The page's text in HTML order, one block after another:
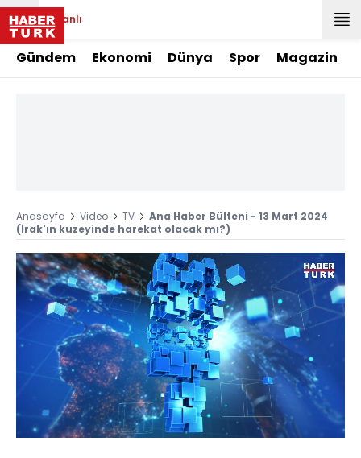
Canlı
Gündem Ekonomi Dünya Spor Magazin
Anasayfa Video TV
Ana Haber Bülteni - 13 Mart 2024
(Irak'ın kuzeyinde harekat olacak mı?)
Sesi
Aç
Yüklendi:
1.84%
Oynatma
Hızı